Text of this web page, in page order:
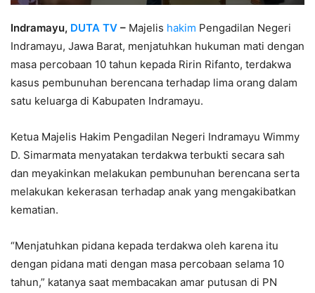
Indramayu, DUTA TV – Majelis hakim Pengadilan Negeri
Indramayu, Jawa Barat, menjatuhkan hukuman mati dengan
masa percobaan 10 tahun kepada Ririn Rifanto, terdakwa
kasus pembunuhan berencana terhadap lima orang dalam
satu keluarga di Kabupaten Indramayu.
Ketua Majelis Hakim Pengadilan Negeri Indramayu Wimmy
D. Simarmata menyatakan terdakwa terbukti secara sah
dan meyakinkan melakukan pembunuhan berencana serta
melakukan kekerasan terhadap anak yang mengakibatkan
kematian.
“Menjatuhkan pidana kepada terdakwa oleh karena itu
dengan pidana mati dengan masa percobaan selama 10
tahun,” katanya saat membacakan amar putusan di PN